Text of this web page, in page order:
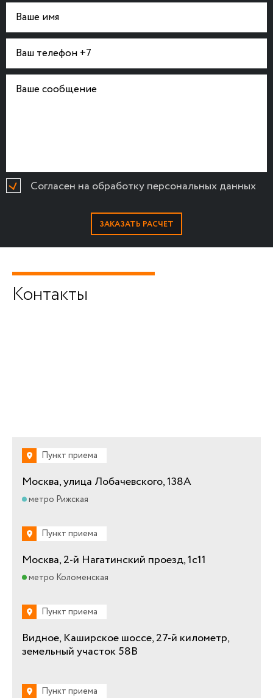
Согласен на обработку персональных данных
Контакты
Пункт приема
Москва, улица Лобачевского, 138А
метро Рижская
Пункт приема
Москва, 2-й Нагатинский проезд, 1с11
метро Коломенская
Пункт приема
Видное, Каширское шоссе, 27-й километр,
земельный участок 58В
Пункт приема